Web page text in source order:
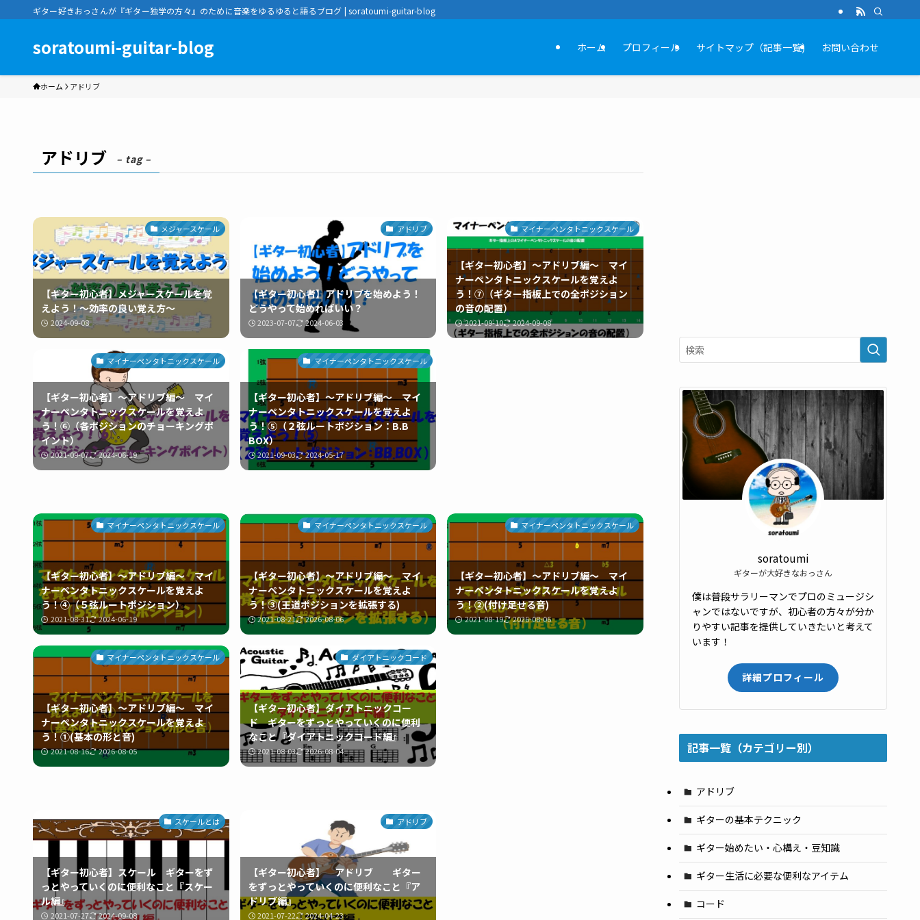
ギター好きおっさんが『ギター独学の方々』のために音楽をゆるゆると語るブログ | soratoumi-guitar-blog
soratoumi-guitar-blog ホーム プロフィール サイトマップ（記事一覧) お問い合わせ
ホーム アドリブ
アドリブ – tag –
メジャースケール
【ギター初心者】メジャースケールを覚
えよう！～効率の良い覚え方～
2024-09-08
アドリブ
【ギター初心者】アドリブを始めよう！
どうやって始めればいい？
2023-07-07 2024-06-03
マイナーペンタトニックスケール
【ギター初心者】～アドリブ編～ マイ
ナーペンタトニックスケールを覚えよ
う！⑦（ギター指板上での全ポジション
の音の配置）
2021-09-10 2024-09-08
マイナーペンタトニックスケール
【ギター初心者】～アドリブ編～ マイ
ナーペンタトニックスケールを覚えよ
う！⑥（各ポジションのチョーキングポ
イント）
2021-09-07 2024-06-19
マイナーペンタトニックスケール
【ギター初心者】～アドリブ編～ マイ
ナーペンタトニックスケールを覚えよ
う！⑤（２弦ルートポジション：B.B
BOX）
2021-09-03 2024-05-17
マイナーペンタトニックスケール
【ギター初心者】～アドリブ編～ マイ
ナーペンタトニックスケールを覚えよ
う！④（５弦ルートポジション）
2021-08-31 2024-06-19
マイナーペンタトニックスケール
【ギター初心者】～アドリブ編～ マイ
ナーペンタトニックスケールを覚えよ
う！③(王道ポジションを拡張する)
2021-08-21 2026-08-06
マイナーペンタトニックスケール
【ギター初心者】～アドリブ編～ マイ
ナーペンタトニックスケールを覚えよ
う！②(付け足せる音)
2021-08-19 2026-08-06
マイナーペンタトニックスケール
【ギター初心者】～アドリブ編～ マイ
ナーペンタトニックスケールを覚えよ
う！①(基本の形と音)
2021-08-16 2026-08-05
ダイアトニックコード
【ギター初心者】ダイアトニックコー
ド ギターをずっとやっていくのに便利
なこと『ダイアトニックコード編』
2021-08-03 2026-08-04
スケールとは
【ギター初心者】スケール ギターをず
っとやっていくのに便利なこと『スケー
ル編』
2021-07-27 2024-09-08
アドリブ
【ギター初心者】 アドリブ ギター
をずっとやっていくのに便利なこと『ア
ドリブ編』
2021-07-22 2024-04-23
soratoumi
ギターが大好きなおっさん
僕は普段サラリーマンでプロのミュージシ
ャンではないですが、初心者の方々が分か
りやすい記事を提供していきたいと考えて
います！
詳細プロフィール
記事一覧（カテゴリー別）
アドリブ
ギターの基本テクニック
ギター始めたい・心構え・豆知識
ギター生活に必要な便利なアイテム
コード